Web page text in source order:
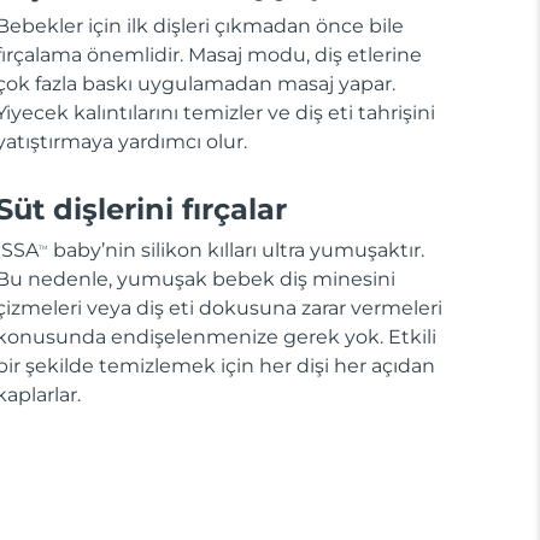
için ilk dişleri çıkmadan önce bile
önemlidir. Masaj modu, diş etlerine
fazla baskı uygulamadan masaj yapar.
kalıntılarını temizler ve diş eti tahrişini
yardımcı olur.
dişlerini fırçalar
TM
baby’nin silikon kılları ultra yumuşaktır.
nedenle, yumuşak bebek diş minesini
veya diş eti dokusuna zarar vermeleri
endişelenmenize gerek yok. Etkili
şekilde temizlemek için her dişi her açıdan